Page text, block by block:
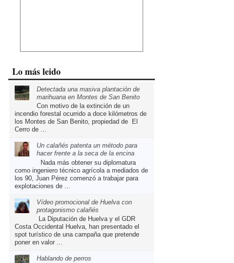
Lo más leido
Detectada una masiva plantación de
marihuana en Montes de San Benito
Con motivo de la extinción de un
incendio forestal ocurrido a doce kilómetros de
los Montes de San Benito, propiedad de El
Cerro de ...
Un calañés patenta un método para
hacer frente a la seca de la encina
Nada más obtener su diplomatura
como ingeniero técnico agrícola a mediados de
los 90, Juan Pérez comenzó a trabajar para
explotaciones de ...
Vídeo promocional de Huelva con
protagonismo calañés
La Diputación de Huelva y el GDR
Costa Occidental Huelva, han presentado el
spot turístico de una campaña que pretende
poner en valor ...
Hablando de perros